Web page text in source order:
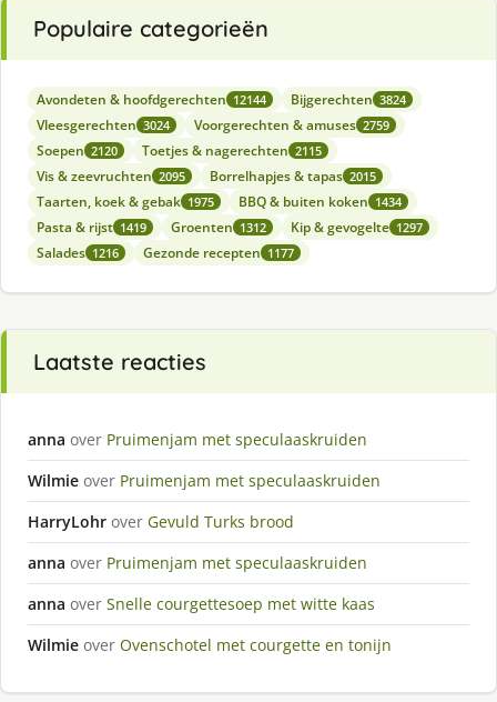
Populaire categorieën
Avondeten & hoofdgerechten 12144 Bijgerechten 3824
Vleesgerechten 3024 Voorgerechten & amuses 2759
Soepen 2120 Toetjes & nagerechten 2115
Vis & zeevruchten 2095 Borrelhapjes & tapas 2015
Taarten, koek & gebak 1975 BBQ & buiten koken 1434
Pasta & rijst 1419 Groenten 1312 Kip & gevogelte 1297
Salades 1216 Gezonde recepten 1177
Laatste reacties
anna over Pruimenjam met speculaaskruiden
Wilmie over Pruimenjam met speculaaskruiden
HarryLohr over Gevuld Turks brood
anna over Pruimenjam met speculaaskruiden
anna over Snelle courgettesoep met witte kaas
Wilmie over Ovenschotel met courgette en tonijn